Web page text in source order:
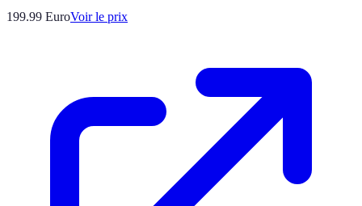
199.99 EuroVoir le prix